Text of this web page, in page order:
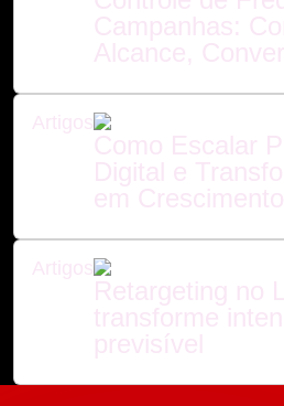
Campanhas:
Alcance,
Artigos
Como Escalar
Digital e
em
Artigos
Retargeting no
transforme
previsível